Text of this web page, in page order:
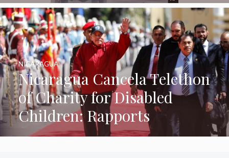
Nicaragua Cancela Telethon
of Charity for Disabled
Children: Rapports
NICARAGUA